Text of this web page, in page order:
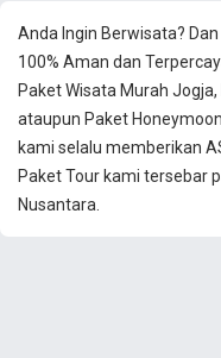
Anda Ingin Berwisata?
100% Aman dan
Paket Wisata Murah
ataupun Paket
kami selalu memberikan
Paket Tour kami tersebar
Nusantara.